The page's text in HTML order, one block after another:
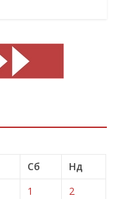
Сб
Нд
1
2